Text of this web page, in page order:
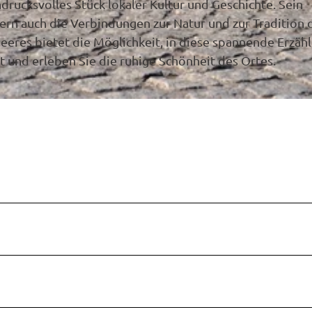
Stück lokaler Kultur und Geschichte. Sein
auch die Verbindungen zur Natur und zur Tradition
bietet die Möglichkeit, in diese spannende
und erleben Sie die ruhige Schönheit des Ortes.